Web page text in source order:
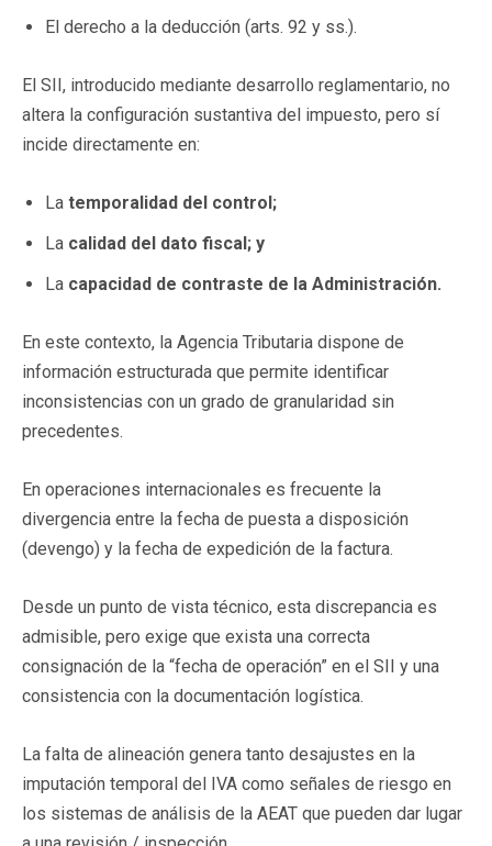
El derecho a la deducción (arts. 92 y ss.).
El SII, introducido mediante desarrollo reglamentario, no
altera la configuración sustantiva del impuesto, pero sí
incide directamente en:
La temporalidad del control;
La calidad del dato fiscal; y
La capacidad de contraste de la Administración.
En este contexto, la Agencia Tributaria dispone de
información estructurada que permite identificar
inconsistencias con un grado de granularidad sin
precedentes.
En operaciones internacionales es frecuente la
divergencia entre la fecha de puesta a disposición
(devengo) y la fecha de expedición de la factura.
Desde un punto de vista técnico, esta discrepancia es
admisible, pero exige que exista una correcta
consignación de la “fecha de operación” en el SII y una
consistencia con la documentación logística.
La falta de alineación genera tanto desajustes en la
imputación temporal del IVA como señales de riesgo en
los sistemas de análisis de la AEAT que pueden dar lugar